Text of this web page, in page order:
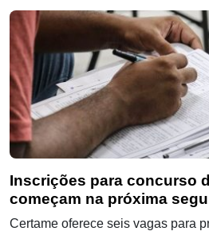
Inscrições para concurso
começam na próxima
Certame oferece seis vagas para